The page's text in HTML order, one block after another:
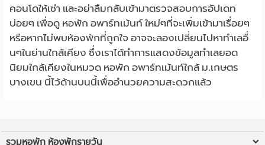
คอนโดให้เช่า และอย่าลืมกลับเข้ามาตรวจสอบการอัปเดท
บ่อยๆ เพื่อดู หอพัก อพาร์ทเม้นท์ ใหม่ๆที่จะเพิ่มเข้ามาเรื่อยๆ
หรือหากไม่พบห้องพักที่ถูกใจ อาจจะลองเปลี่ยนไปหาทำเลอื่
นๆในย่านใกล้เคียง ซึ่งเราได้ทำการแสดงข้อมูลทำเลยอด
นิยมใกล้เคียงในหมวด หอพัก อพาร์ทเม้นท์ใกล้ ม.เกษตร
บางเขน นี้ไว้ด้านบนนี้เพื่ออำนวยความสะดวกแล้ว
รวมหอพัก ห้องพักรายวัน